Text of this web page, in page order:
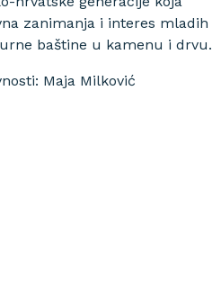
zanimanja i interes mladih
baštine u kamenu i drvu.
Maja Milković